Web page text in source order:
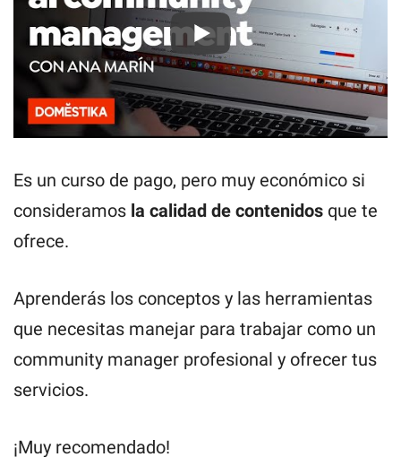
Es un curso de pago, pero muy económico si
consideramos la calidad de contenidos que te
ofrece.
Aprenderás los conceptos y las herramientas
que necesitas manejar para trabajar como un
community manager profesional y ofrecer tus
servicios.
¡Muy recomendado!